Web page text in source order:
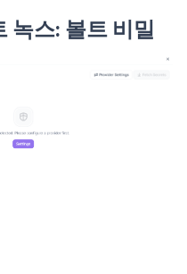
녹스: 볼트 비밀